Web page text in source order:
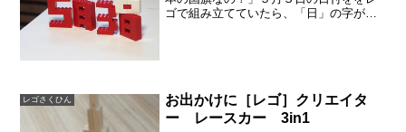
ゴで組み立てていたら、「日」の字が低
レゴさくひん
お出かけに［レゴ］クリエイタ
ー レースカー 3in1